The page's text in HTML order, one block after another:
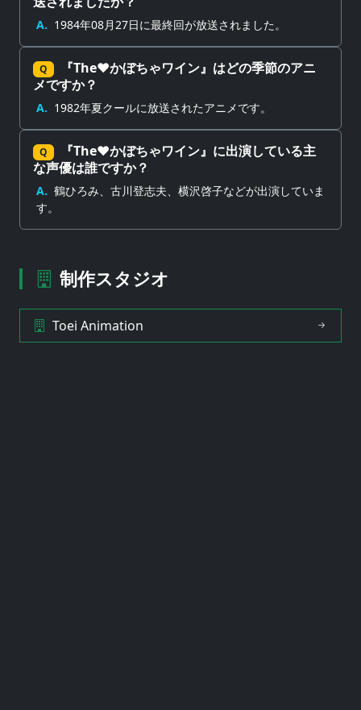
A. 1984年08月27日に最終回が放送されました。
Q
『The♥かぼちゃワイン』はどの季節のアニ
メですか？
A. 1982年夏クールに放送されたアニメです。
Q
『The♥かぼちゃワイン』に出演している主
な声優は誰ですか？
A. 鶴ひろみ、古川登志夫、横沢啓子などが出演していま
す。
制作スタジオ
Toei Animation